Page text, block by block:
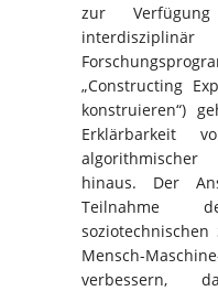
zur
„Constructing
konstruieren“)
Erklärbarkeit
algorithmischer
hinaus. Der
Teilnahme
Mensch-
verbessern,